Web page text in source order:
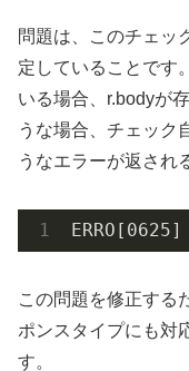
問題は、このチェッ
定していることです
いる場合、r.bodyが
うな場合、チェック
うなエラーが返され
ERRO[ 0625]
この問題を修正する
ポンスタイプにも対
す。